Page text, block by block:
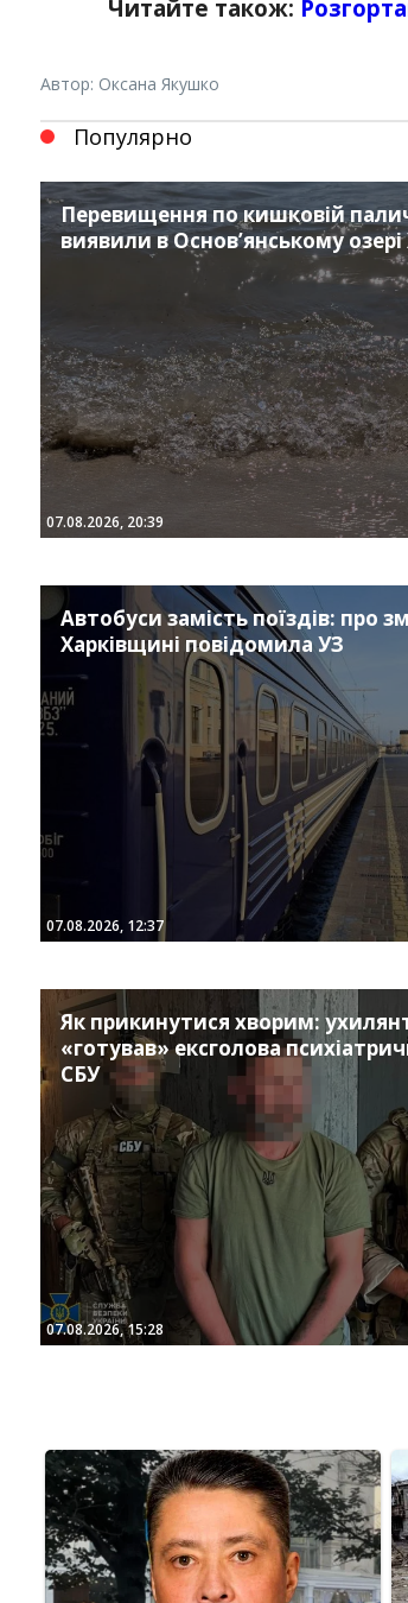
Читайте також:
Автор: Оксана Якушко
Популярно
Перевищення по кишковій
виявили в Основ’янському
07.08.2026, 20:39
Автобуси замість поїздів: про
Харківщині повідомила УЗ
07.08.2026, 12:37
Як прикинутися хворим:
«готував» ексголова
СБУ
07.08.2026, 15:28